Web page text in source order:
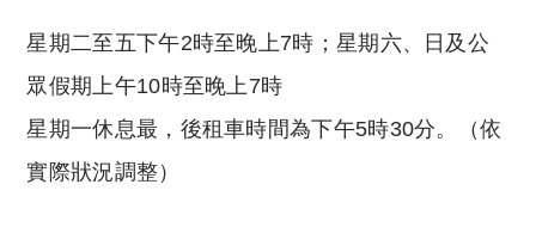
星期二至五下午2時至晚上7時；星期六、日及公
眾假期上午10時至晚上7時
星期一休息最，後租車時間為下午5時30分。（依
實際狀況調整）